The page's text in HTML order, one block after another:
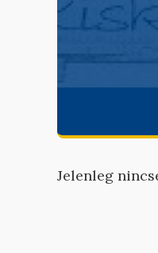
Jelenleg